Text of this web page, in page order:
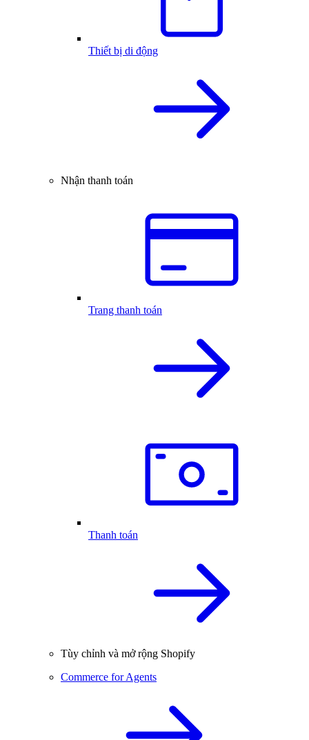
Thiết bị di động
Nhận thanh toán
Trang thanh toán
Thanh toán
Tùy chỉnh và mở rộng Shopify
Commerce for Agents